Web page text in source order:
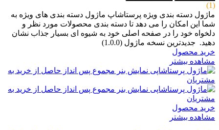
(1)
ماژول دسته بندی ویژه پرستاشاپ ماژول دسته بندی های ویژه به
شما این امکان را می دهد تا دسته بندی محصولات مورد نظر و
دلخواه خود را در صفحه اصلی خود به شیوه ای بسیار جذاب نشان
دهید. جدیدترین نسخه ماژول (1.0.0)
خرید محصول
مشاهده بیشتر
خرید محصول
مشاهده بیشتر